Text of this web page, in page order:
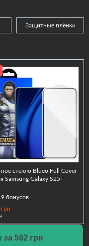
Защитные плёнки
стекло Blueo Full Cover
Samsung Galaxy S25+
бонусов
грн
592 грн